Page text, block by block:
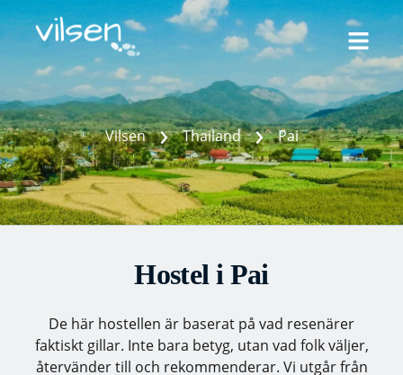
Skip
to
content
Vilsen › Thailand › Pai
Hostel i Pai
De här hostellen är baserat på vad resenärer
faktiskt gillar. Inte bara betyg, utan vad folk väljer,
återvänder till och rekommenderar. Vi utgår från